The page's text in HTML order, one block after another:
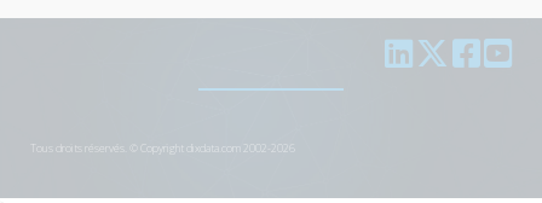
Tous droits réservés. © Copyright dixdata.com 2002-2026